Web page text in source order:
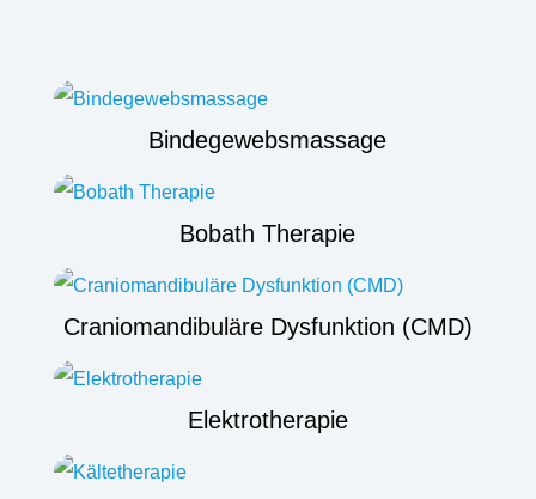
Bindegewebsmassage
Bobath Therapie
Craniomandibuläre Dysfunktion (CMD)
Elektrotherapie